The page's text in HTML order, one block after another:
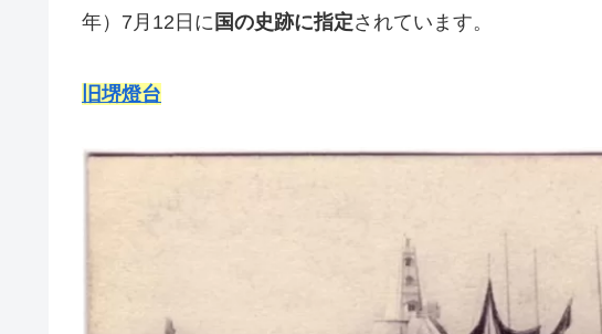
年）7月12日に 国の史跡に指定されています。
旧堺燈台